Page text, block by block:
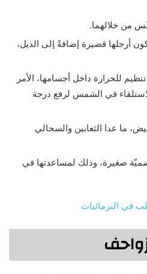
من خلالهما.
أرجلها قصيرة إضافةً إلى الذيل،
للحرارة داخل أجسامها، الأمر
في الشمس لرفع درجة
ما عدا الثعابين والسحالي
صغيرة، وذلك لمساعدتها في
في البرمائيات